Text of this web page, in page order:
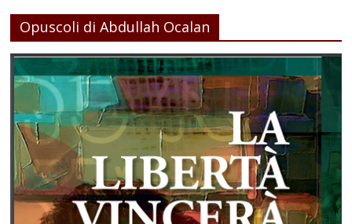
Opuscoli di Abdullah Ocalan